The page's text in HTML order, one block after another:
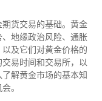
货交易的基础。黄金
地缘政治风险、通胀
及它们对黄金价格的
易时间和交易所，以
解黄金市场的基本知
。